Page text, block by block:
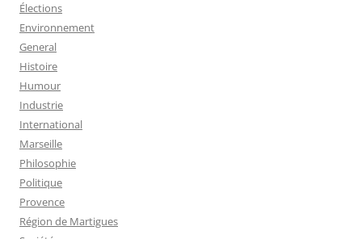
Élections
Environnement
General
Histoire
Humour
Industrie
International
Marseille
Philosophie
Politique
Provence
Région de Martigues